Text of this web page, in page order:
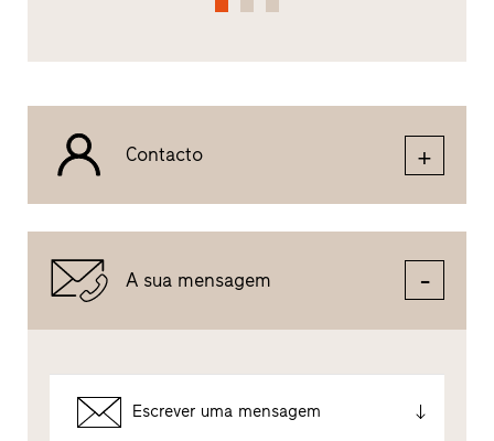
Contacto
A sua mensagem
Escrever uma mensagem